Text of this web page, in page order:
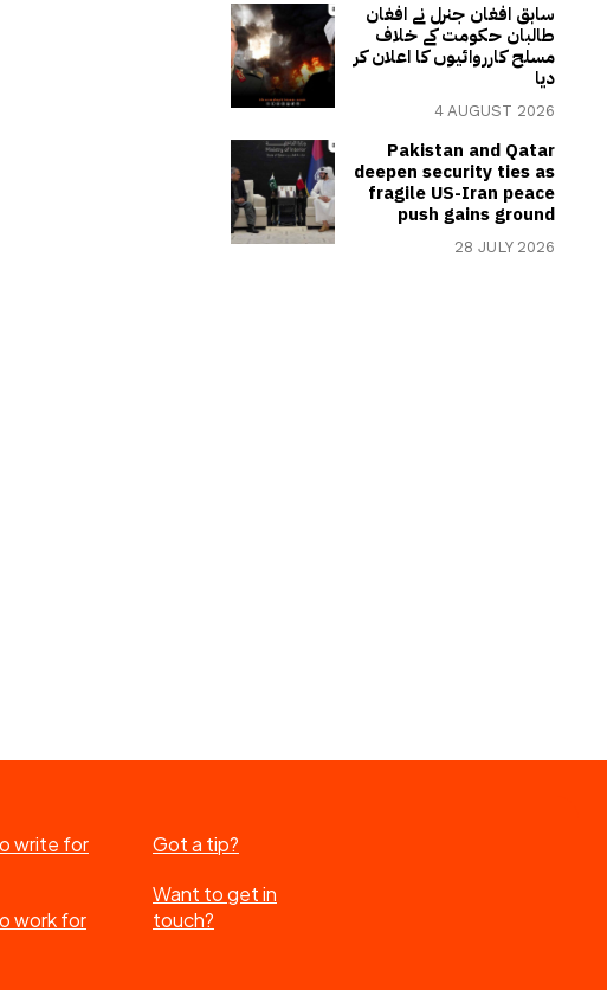
سابق افغان جنرل نے افغان
طالبان حکومت کے خلاف
مسلح کارروائیوں کا اعلان کر
دیا
4 AUGUST 2026
Pakistan and Qatar
deepen security ties as
fragile US-Iran peace
push gains ground
28 JULY 2026
write for
work for
Got a tip?
Want to get in
touch?